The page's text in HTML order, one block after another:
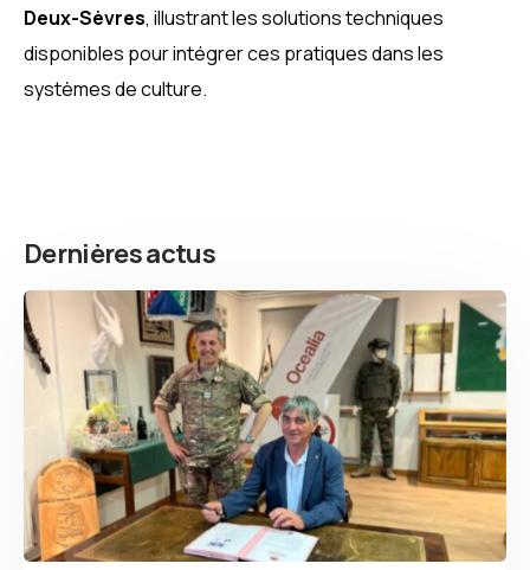
Deux-Sèvres, illustrant les solutions techniques
disponibles pour intégrer ces pratiques dans les
systèmes de culture.
Dernières actus